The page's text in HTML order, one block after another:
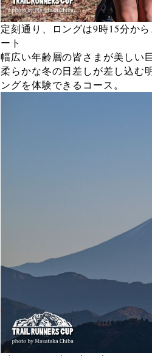
定刻通り、ロングは9時15分か
ート
幅広い年齢層の皆さまが美しい
柔らかな冬の日差しが差し込む
ングを体験できるコース。